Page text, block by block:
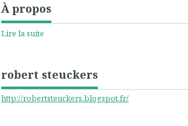
À propos
Lire la suite
robert steuckers
http://robertsteuckers.blogspot.fr/